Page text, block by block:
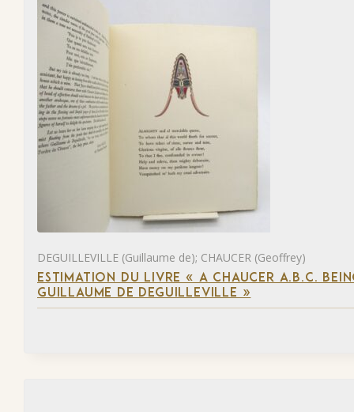
DEGUILLEVILLE (Guillaume de); CHAUCER (Geoffrey)
ESTIMATION DU LIVRE « A CHAUCER A.B.C.
GUILLAUME DE DEGUILLEVILLE »